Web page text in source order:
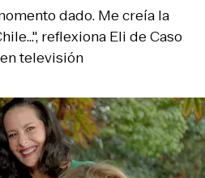
dado. Me creía la
reflexiona Eli de Caso
televisión